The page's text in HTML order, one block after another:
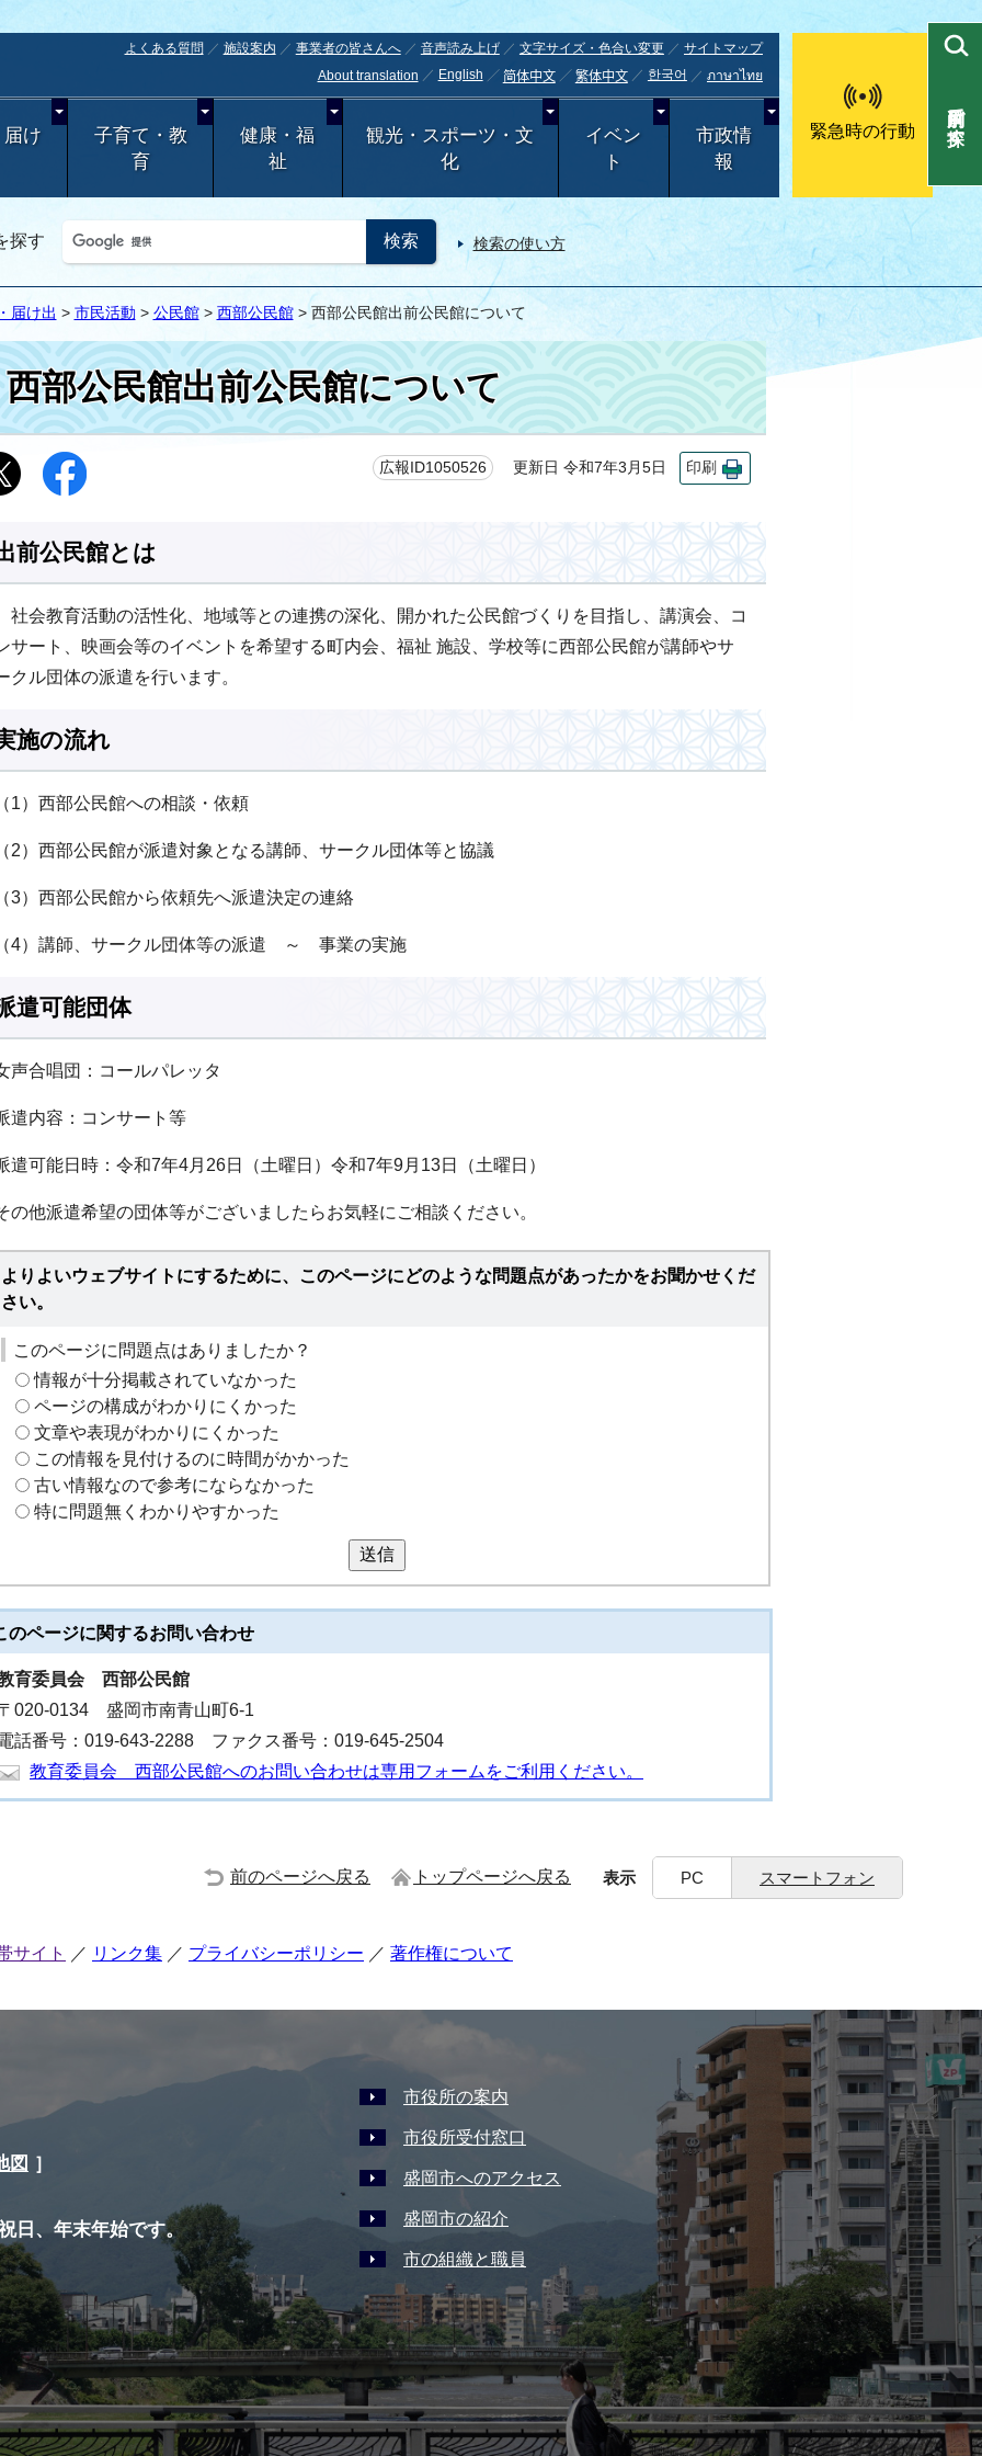
よくある質問 施設案内 事業者の皆さんへ 音声読み上げ 文字サイズ・色合い変更
サイトマップ
About translation
English 简体中文 繁体中文 한국어 ภาษาไทย
け
子育て・教
育
健康・福
祉
観光・スポーツ・文
化
イベン
ト
市政情
報
緊急時の行動
探す 検索の使い方
目的別で探す
届け出 > 市民活動 > 公民館> 西部公民館> 西部公民館出前公民館について
西部公民館出前公民館について
広報ID1050526 更新日 令和7年3月5日 印刷
前公民館とは
会教育活動の活性化、地域等との連携の深化、開かれた公民館づくりを目指し、講演会、コ
サート、映画会等のイベントを希望する町内会、福祉 施設、学校等に西部公民館が講師やサ
クル団体の派遣を行います。
施の流れ
1）西部公民館への相談・依頼
2）西部公民館が派遣対象となる講師、サークル団体等と協議
3）西部公民館から依頼先へ派遣決定の連絡
4）講師、サークル団体等の派遣 ～ 事業の実施
遣可能団体
声合唱団：コールパレッタ
遣内容：コンサート等
遣可能日時：令和7年4月26日（土曜日）令和7年9月13日（土曜日）
の他派遣希望の団体等がございましたらお気軽にご相談ください。
よりよいウェブサイトにするために、このページにどのような問題点があったかをお聞かせくだ
さい。
このページに問題点はありましたか？
情報が十分掲載されていなかった
ページの構成がわかりにくかった
文章や表現がわかりにくかった
この情報を見付けるのに時間がかかった
古い情報なので参考にならなかった
特に問題無くわかりやすかった
送信
のページに関するお問い合わせ
育委員会 西部公民館
020-0134 盛岡市南青山町6-1
話番号：019-643-2288 ファクス番号：019-645-2504
教育委員会 西部公民館へのお問い合わせは専用フォームをご利用ください。
前のページへ戻る トップページへ戻る 表示 PC スマートフォン
サイト リンク集 プライバシーポリシー 著作権について
図 ］
日、年末年始です。
市役所の案内
市役所受付窓口
盛岡市へのアクセス
盛岡市の紹介
市の組織と職員